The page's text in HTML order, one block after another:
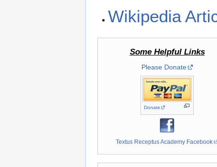
Wikipedia
Some Helpful Links
Please Donate
Donate
Textus Receptus Academy Facebook